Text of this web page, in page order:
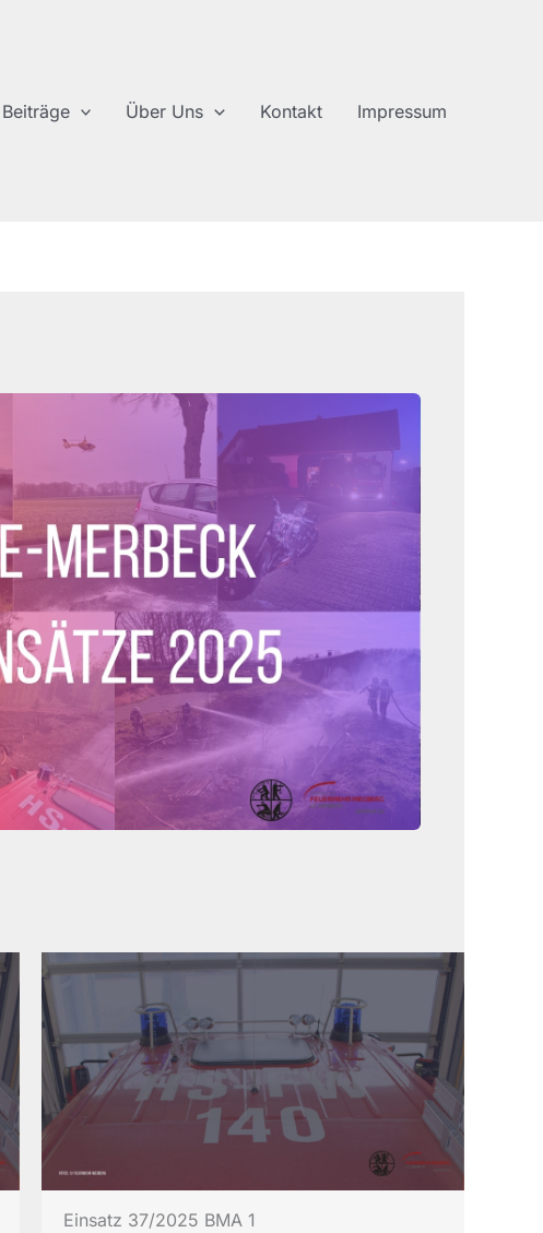
Über Uns Kontakt Impressum
Einsatz 37/2025 BMA 1